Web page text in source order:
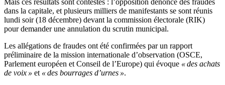
Mais ces résultats sont contestés : l’opposition dénonce des fraudes
dans la capitale, et plusieurs milliers de manifestants se sont réunis
lundi soir (18 décembre) devant la commission électorale (RIK)
pour demander une annulation du scrutin municipal.
Les allégations de fraudes ont été confirmées par un rapport
préliminaire de la mission internationale d’observation (OSCE,
Parlement européen et Conseil de l’Europe) qui évoque « des achats
de voix » et « des bourrages d’urnes ».